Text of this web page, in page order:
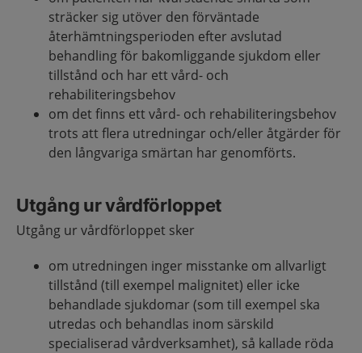
sträcker sig utöver den förväntade
återhämtningsperioden efter avslutad
behandling för bakomliggande sjukdom eller
tillstånd och har ett vård- och
rehabiliteringsbehov
om det finns ett vård- och rehabiliteringsbehov
trots att flera utredningar och/eller åtgärder för
den långvariga smärtan har genomförts.
Utgång ur vårdförloppet
Utgång ur vårdförloppet sker
om utredningen inger misstanke om allvarligt
tillstånd (till exempel malignitet) eller icke
behandlade sjukdomar (som till exempel ska
utredas och behandlas inom särskild
specialiserad vårdverksamhet), så kallade röda